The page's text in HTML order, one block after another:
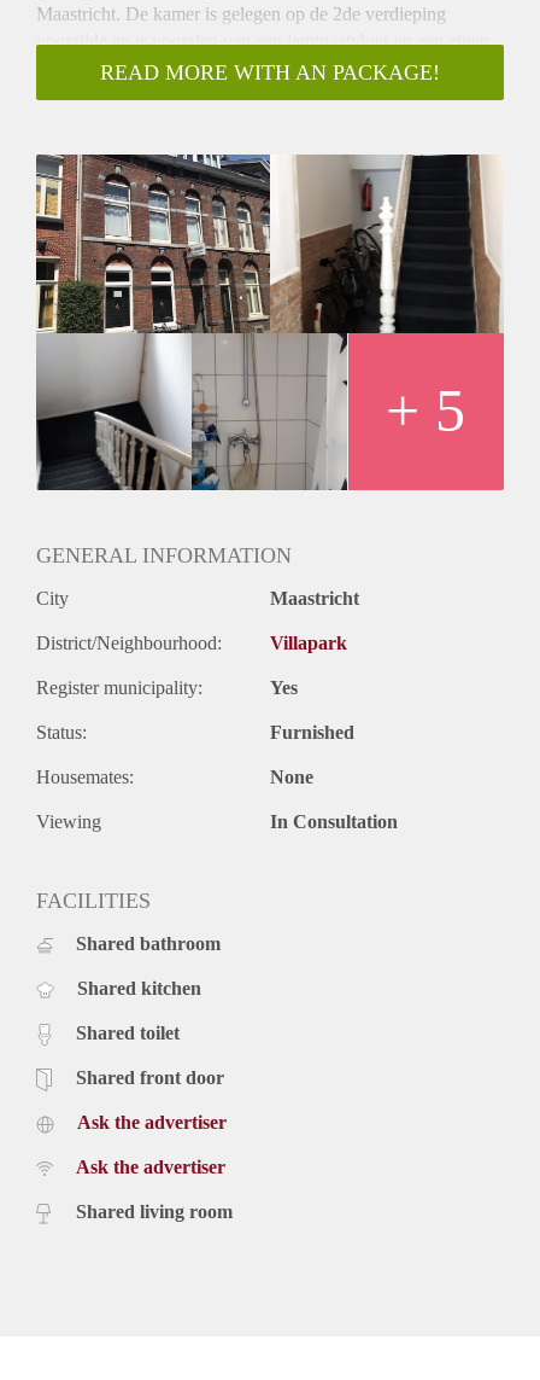
Maastricht. De kamer is gelegen op de 2de verdieping
voorzijde en is voorzien van een laminaatvloer en een eigen
keukenblok met koelkast.
Ook is er een gezamenlijke keuken om te kunnen koken en
toilet is separaat. Dit alles dient te worden gedeeld met 3
medebewoners.
De huurprijs incl. GWE bedraagt € 475,- Waarborgsom
gelijk aan 1 maandhuur.
READ MORE WITH AN PACKAGE!
+ 5
GENERAL INFORMATION
City Maastricht
District/Neighbourhood: Villapark
Register municipality: Yes
Status: Furnished
Housemates: None
Viewing In Consultation
FACILITIES
Shared bathroom
Shared kitchen
Shared toilet
Shared front door
Ask the advertiser
Ask the advertiser
Shared living room